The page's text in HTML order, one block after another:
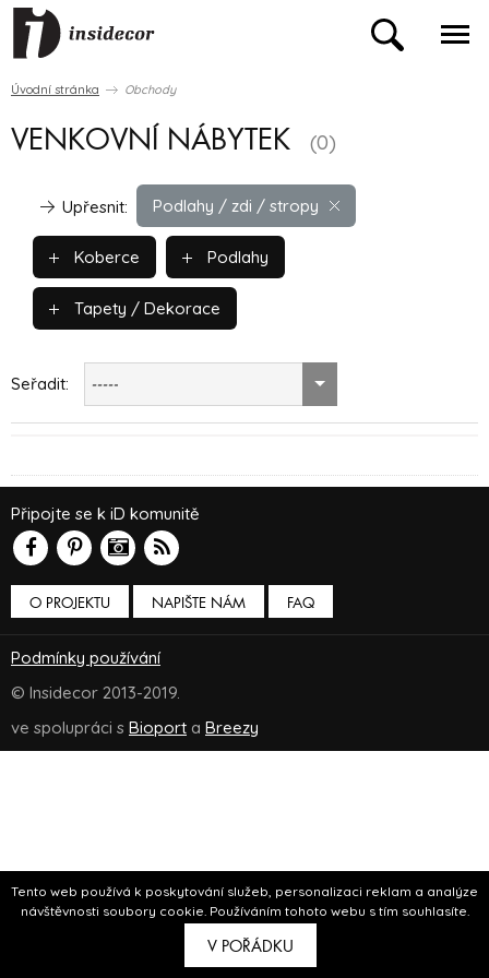
Tento web používá k poskytování služeb, personalizaci reklam a analýze
návštěvnosti soubory cookie. Používáním tohoto webu s tím souhlasíte.
V POŘÁDKU
Úvodní stránka Obchody
VENKOVNÍ NÁBYTEK (0)
Podlahy / zdi / stropy
Upřesnit:
Koberce Podlahy
Tapety / Dekorace
Seřadit: -----
O PROJEKTU NAPIŠTE NÁM
Připojte se k iD komunitě
FAQ
Podmínky používání
© Insidecor 2013-2019.
ve spolupráci s Bioport a Breezy